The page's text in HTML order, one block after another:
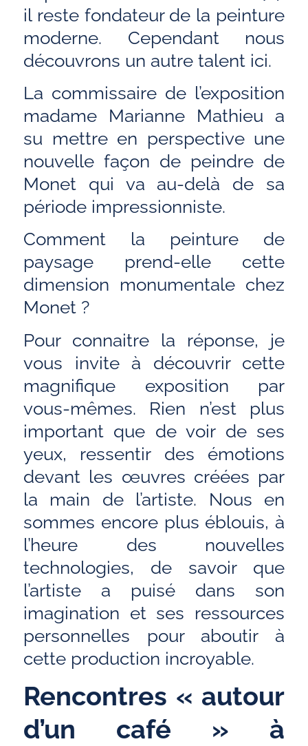
il reste fondateur de la peinture
moderne. Cependant nous
découvrons un autre talent ici.
La commissaire de l’exposition
madame Marianne Mathieu a
su mettre en perspective une
nouvelle façon de peindre de
Monet qui va au-delà de sa
période impressionniste.
Comment la peinture de
paysage prend-elle cette
dimension monumentale chez
Monet ?
Pour connaitre la réponse, je
vous invite à découvrir cette
magnifique exposition par
vous-mêmes. Rien n’est plus
important que de voir de ses
yeux, ressentir des émotions
devant les œuvres créées par
la main de l’artiste. Nous en
sommes encore plus éblouis, à
l’heure des nouvelles
technologies, de savoir que
l’artiste a puisé dans son
imagination et ses ressources
personnelles pour aboutir à
cette production incroyable.
Rencontres « autour
d’un café » à